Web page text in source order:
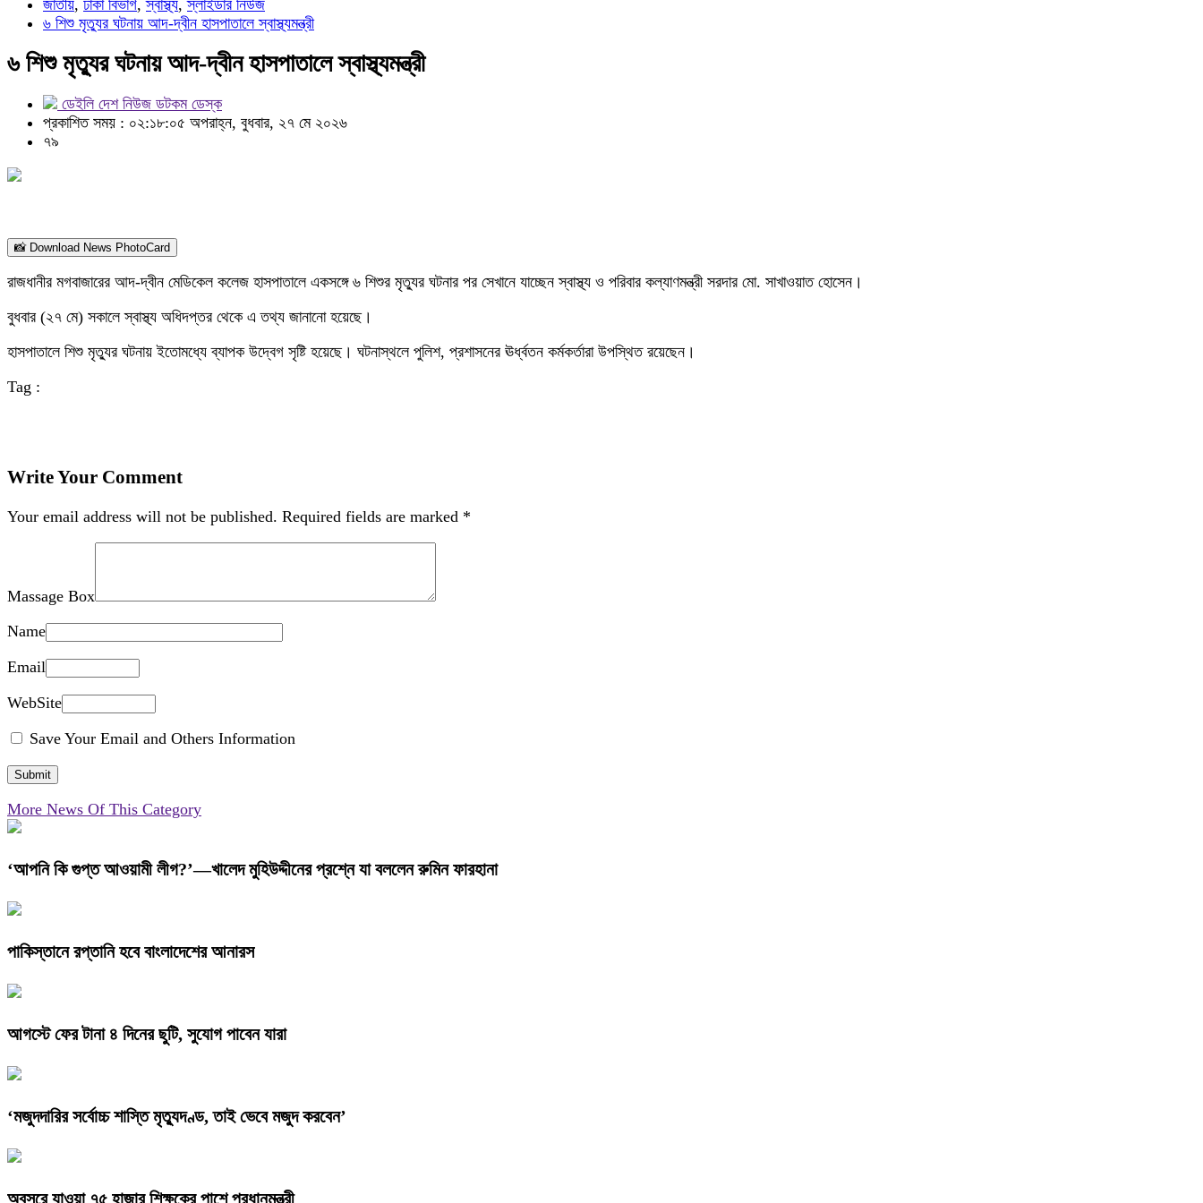
জাতীয়, ঢাকা বিভাগ,স্বাস্থ্য,স্লাইডার নিউজ
৬ শিশু মৃত্যুর ঘটনায় আদ-দ্বীন হাসপাতালে স্বাস্থ্যমন্ত্রী
৬ শিশু মৃত্যুর ঘটনায় আদ-দ্বীন হাসপাতালে স্বাস্থ্যমন্ত্রী
ডেইলি দেশ নিউজ ডটকম ডেস্ক
প্রকাশিত সময় : ০২:১৮:০৫ অপরাহ্ন, বুধবার, ২৭ মে ২০২৬
৭৯
📸 Download News PhotoCard
রাজধানীর মগবাজারের আদ-দ্বীন মেডিকেল কলেজ হাসপাতালে একসঙ্গে ৬ শিশুর মৃত্যুর ঘটনার পর সেখানে যাচ্ছেন স্বাস্থ্য ও পরিবার কল্যাণমন্ত্রী সরদার মো. সাখাওয়াত হোসেন।
বুধবার (২৭ মে) সকালে স্বাস্থ্য অধিদপ্তর থেকে এ তথ্য জানানো হয়েছে।
হাসপাতালে শিশু মৃত্যুর ঘটনায় ইতোমধ্যে ব্যাপক উদ্বেগ সৃষ্টি হয়েছে। ঘটনাস্থলে পুলিশ, প্রশাসনের ঊর্ধ্বতন কর্মকর্তারা উপস্থিত রয়েছেন।
Tag :
Write Your Comment
Your email address will not be published. Required fields are marked *
Massage Box
Name
Email
WebSite
Save Your Email and Others Information
More News Of This Category
‘আপনি কি গুপ্ত আওয়ামী লীগ?’—খালেদ মুহিউদ্দীনের প্রশ্নে যা বললেন রুমিন ফারহানা
পাকিস্তানে রপ্তানি হবে বাংলাদেশের আনারস
আগস্টে ফের টানা ৪ দিনের ছুটি, সুযোগ পাবেন যারা
‘মজুদদারির সর্বোচ্চ শাস্তি মৃত্যুদণ্ড, তাই ভেবে মজুদ করবেন’
অবসরে যাওয়া ৭৫ হাজার শিক্ষকের পাশে প্রধানমন্ত্রী